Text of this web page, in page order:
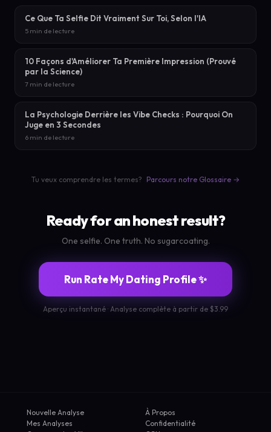
Ce Que Ta Selfie Dit Vraiment Sur Toi, Selon l'IA
5 min de lecture
10 Façons d'Améliorer Ta Première Impression (Prouvé
par la Science)
7 min de lecture
La Psychologie Derrière les Vibe Checks : Pourquoi On
Juge en 3 Secondes
6 min de lecture
Tu veux comprendre les termes? Parcours notre Glossaire →
Ready for an honest result?
One selfie. One truth. No sugarcoating.
Run Rate My Dating Profile ✨
Aperçu instantané · Analyse complète à partir de $3.99
Nouvelle Analyse
Mes Analyses
À Propos
Confidentialité